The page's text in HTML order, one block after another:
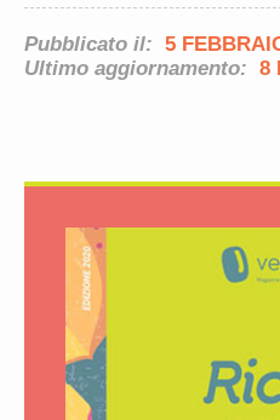
Pubblicato il: 5
Ultimo aggiornamento: 8